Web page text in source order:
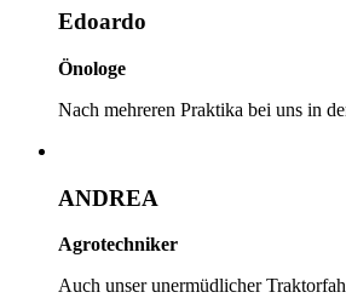
Edoardo
Önologe
Nach mehreren Praktika bei uns in
ANDREA
Agrotechniker
Auch unser unermüdlicher